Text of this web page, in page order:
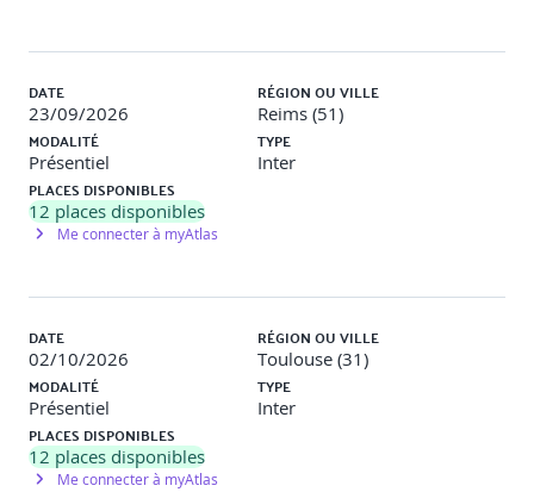
Utilisation de CRM pour détecter les croisements d’offres
clients pros.
(Otter.ai, Fireflies.ai).
Élaboration d’un plan d’action personnel
Formalisation des pratiques à renforcer ou à
expérimenter
Objectifs à 15 jours, 1 mois.
DATE
23/09/2026
RÉGION OU VILLE
Reims (51)
MODALITÉ
Présentiel
TYPE
Inter
PLACES DISPONIBLES
12 places disponibles
Me connecter à myAtlas
DATE
02/10/2026
RÉGION OU VILLE
Toulouse (31)
MODALITÉ
Présentiel
TYPE
Inter
PLACES DISPONIBLES
12 places disponibles
Me connecter à myAtlas